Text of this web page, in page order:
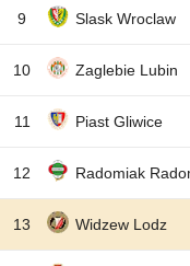
9 Slask Wroclaw
10 Zaglebie Lubin
11 Piast Gliwice
12 Radomiak
13 Widzew Lodz